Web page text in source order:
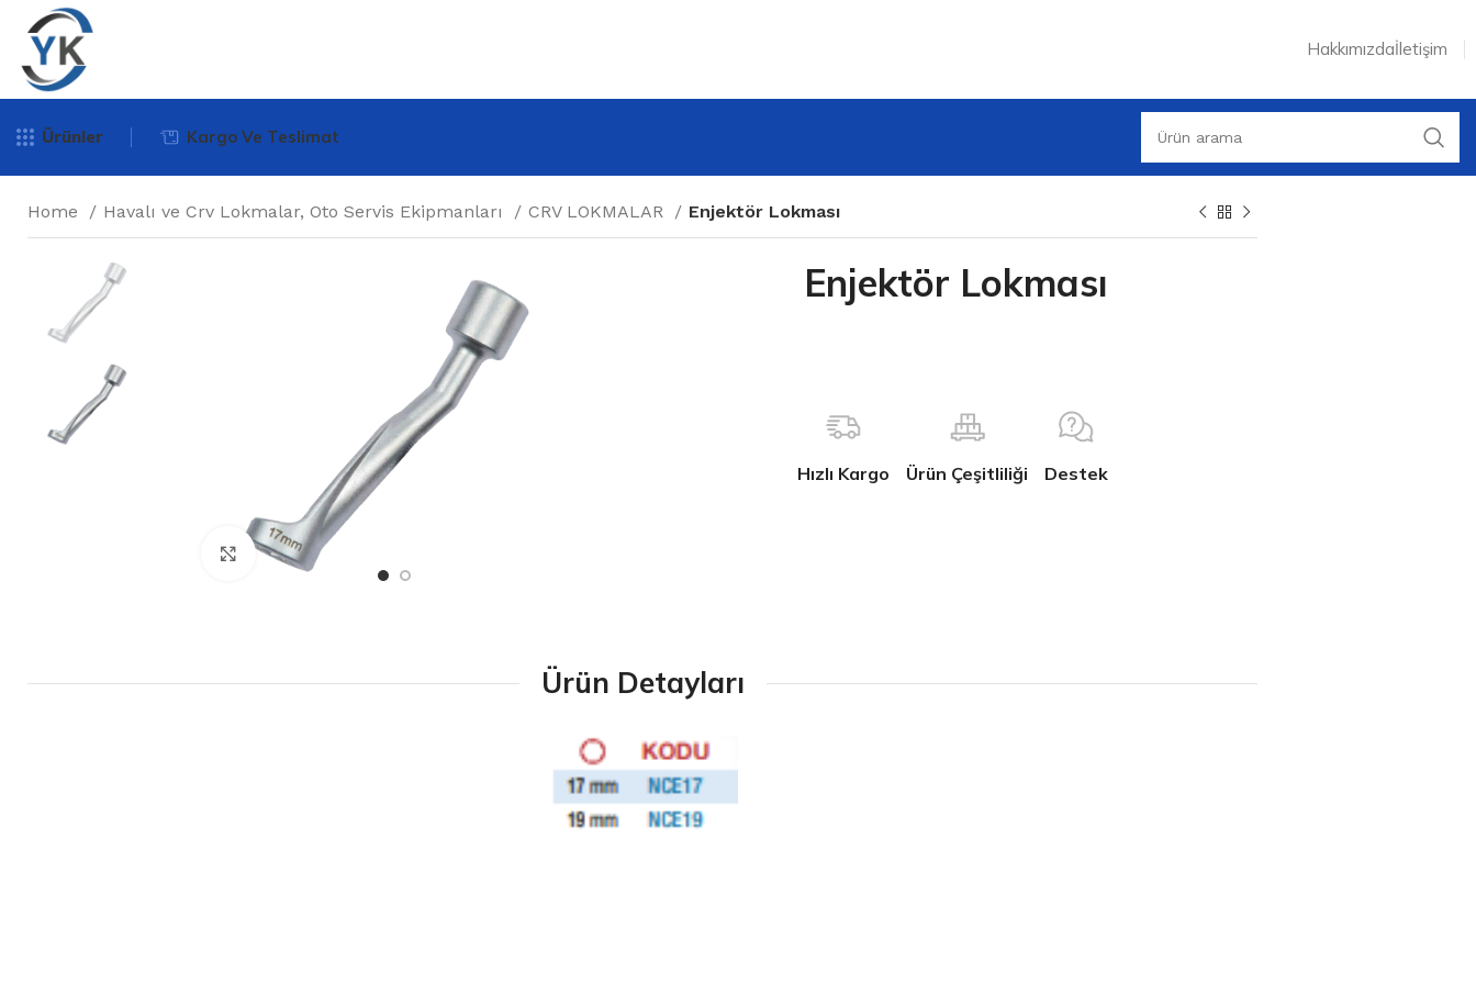
Hakkımızdaİletişim
Ürünler Kargo Ve Teslimat
Home Havalı ve Crv Lokmalar, Oto Servis Ekipmanları CRV LOKMALAR Enjektör Lokması
Büyütmek için tıklayın
Enjektör Lokması
Hızlı Kargo Ürün Çeşitliliği Destek
Ürün Detayları